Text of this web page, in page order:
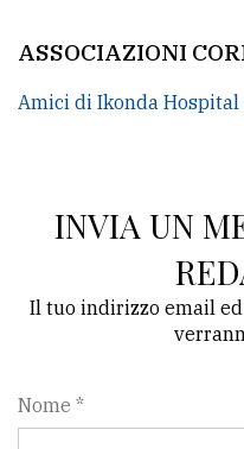
ASSOCIAZIONI
Amici di Ikonda Hospital
INVIA UN
Il tuo indirizzo email
Nome *